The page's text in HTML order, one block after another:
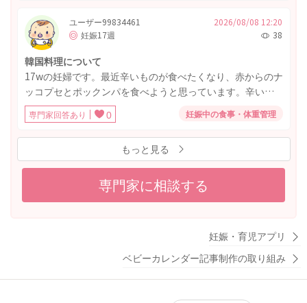
院が開いておらず、受診を月曜日まで待っても大丈夫でし
ょうか？
ユーザー99834461
妊娠17週
2026/08/08 12:20
38
韓国料理について
17wの妊婦です。最近辛いものが食べたくなり、赤からのナ
ッコプセとポックンパを食べようと思っています。辛いも
のを食べていいのかと、海鮮やホルモンが入っています
が、しっかり加熱されていれば問題ないでしょうか？〆の
ポックンパにとびこが入っているみたいで、気になるので
すが、そちらも加熱していれば食べてもいいのでしょう
か？
専門家回答あり 0 妊娠中の食事・体重管理
もっと見る
専門家に相談する
妊娠・育児アプリ
ベビーカレンダー記事制作の取り組み